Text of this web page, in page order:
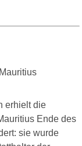
erhielt die
Ende des
sie wurde